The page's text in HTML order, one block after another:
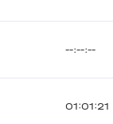
--:--:--
01:01:21